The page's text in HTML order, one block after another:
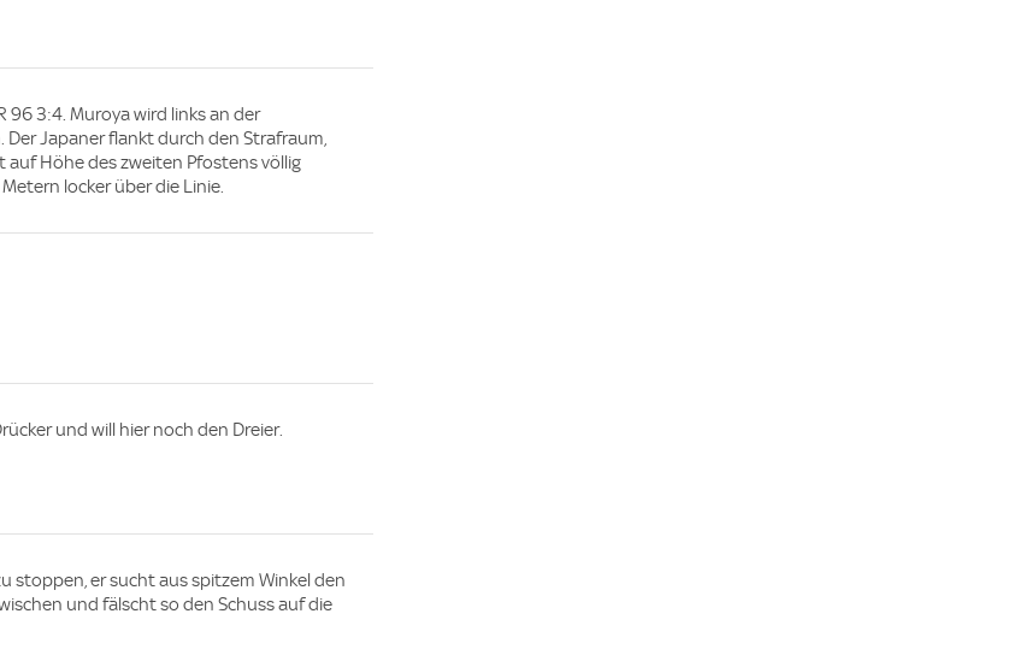
96 3:4. Muroya wird links an der
Japaner flankt durch den Strafraum,
auf Höhe des zweiten Pfostens völlig
locker über die Linie.
und will hier noch den Dreier.
stoppen, er sucht aus spitzem Winkel den
und fälscht so den Schuss auf die